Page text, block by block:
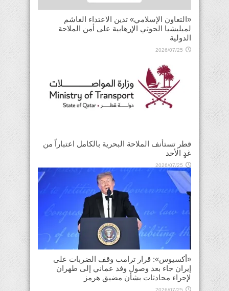
«التعاون الإسلامي» تدين الاعتداء الغاشم
لميليشيا الحوثي الإرهابية على أمن الملاحة
الدولية
2026/07/25
قطر تستأنف الملاحة البحرية بالكامل اعتباراً من
غدٍ الأحد
2026/07/25
«أكسيوس»: قرار ترامب وقف الضربات على
إيران جاء بعد وصول وفد عماني إلى طهران
لإجراء محادثات بشأن مضيق هرمز